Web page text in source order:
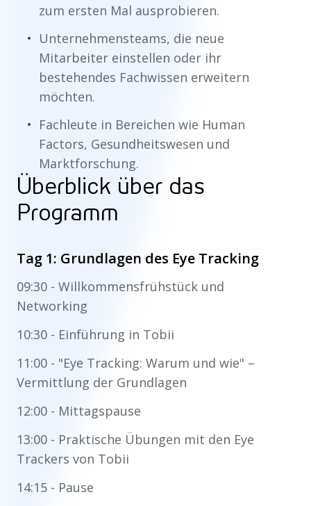
zum ersten Mal ausprobieren.
Unternehmensteams, die neue
Mitarbeiter einstellen oder ihr
bestehendes Fachwissen erweitern
möchten.
Fachleute in Bereichen wie Human
Factors, Gesundheitswesen und
Marktforschung.
Überblick über das
Programm
Tag 1: Grundlagen des Eye Tracking
09:30 - Willkommensfrühstück und
Networking
10:30 - Einführung in Tobii
11:00 - "Eye Tracking: Warum und wie" –
Vermittlung der Grundlagen
12:00 - Mittagspause
13:00 - Praktische Übungen mit den Eye
Trackers von Tobii
14:15 - Pause